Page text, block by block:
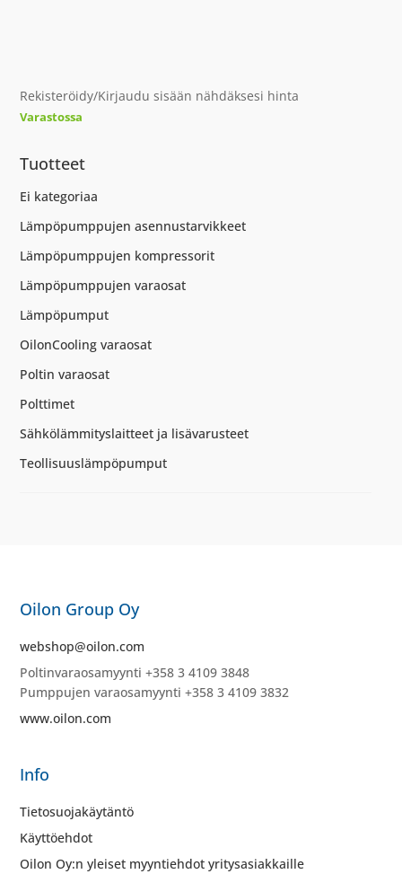
Rekisteröidy/Kirjaudu sisään nähdäksesi hinta
Varastossa
Tuotteet
Ei kategoriaa
Lämpöpumppujen asennustarvikkeet
Lämpöpumppujen kompressorit
Lämpöpumppujen varaosat
Lämpöpumput
OilonCooling varaosat
Poltin varaosat
Polttimet
Sähkölämmityslaitteet ja lisävarusteet
Teollisuuslämpöpumput
Oilon Group Oy
webshop@oilon.com
Poltinvaraosamyynti +358 3 4109 3848
Pumppujen varaosamyynti +358 3 4109 3832
www.oilon.com
Info
Tietosuojakäytäntö
Käyttöehdot
Oilon Oy:n yleiset myyntiehdot yritysasiakkaille